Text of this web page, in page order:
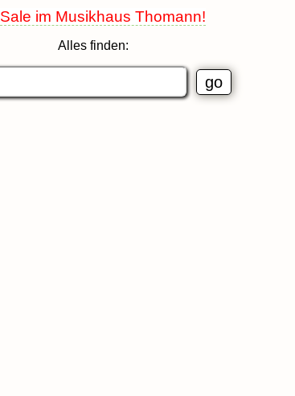
Sale im Musikhaus Thomann!
Alles finden: